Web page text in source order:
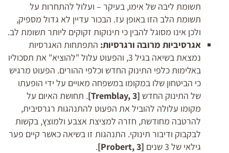
תשומת ליבה של אימו, בעיקר – ועלול להתחרות על
תשומת הלב הזו באופן עז. הבכור עדיין לא גדול מספיק,
ולכן אינו מסוגל להבין כי תינוקות זקוקים ליותר תשומת לב.
אגרסיביות מרובה ורגרסיות: התפתחות האגרסיות
נמצאת בשיאה בגיל 3, והפעוט עלול "להוציא" את תסכוליו
באלימות כלפי התינוק החדש וכלפי ההורים. הפעוט מרגיש
כי הביטחון שלו במקומו במשפחה מאויים על ידי הופעתו
של התינוק החדש [
Tremblay, 3]
. תחושת האיום על
מקומו עלולה להוביל את הפעוט להתנהגות רגרסיבית,
להרטבה מחודשת, חזרה למציצת אצבע ולמוצץ, בקשות
לבקבוק ודיבור תינוקי. התנהגות זו בשיאה כאשר קיים פער
גילאי של 3 שנים
[
Probert, 3]
.